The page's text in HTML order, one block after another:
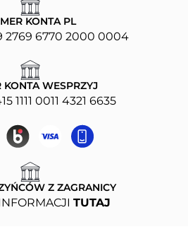
KONTA PL
2769 6770 2000 0004
KONTA WESPRZYJ
1111 0011 4321 6635
Z ZAGRANICY
TUTAJ